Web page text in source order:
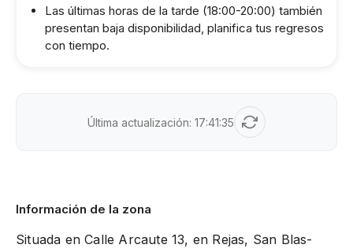
Las últimas horas de la tarde (18:00-20:00) también
presentan baja disponibilidad, planifica tus regresos
con tiempo.
Última actualización: 17:41:35
Información de la zona
Situada en Calle Arcaute 13, en Rejas, San Blas-